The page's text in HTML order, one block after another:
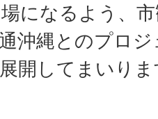
になるよう、
沖縄とのプロ
開してまいり